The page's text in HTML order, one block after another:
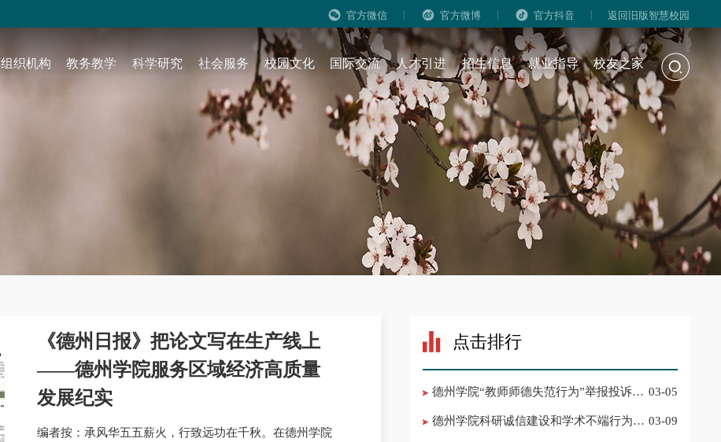
官方微信 | 官方微博 | 官方抖音 | 返回旧版智慧校园
组织机构 教务教学 科学研究 社会服务 校园文化 国际交流 人才引进 招生信息 就业指导 校友之家
《德州日报》把论文写在生产线上
——德州学院服务区域经济高质量
发展纪实
​编者按：承风华五五薪火，行致远功在千秋。在德州学院
点击排行
03-05
03-09